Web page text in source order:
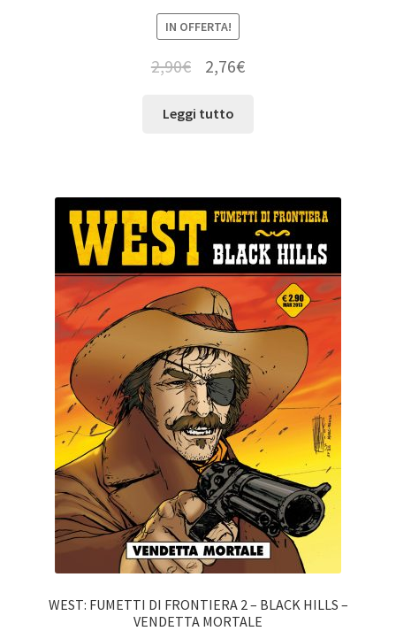
IN OFFERTA!
2,90€ 2,76€
Leggi tutto
WEST: FUMETTI DI FRONTIERA 2 – BLACK HILLS –
VENDETTA MORTALE